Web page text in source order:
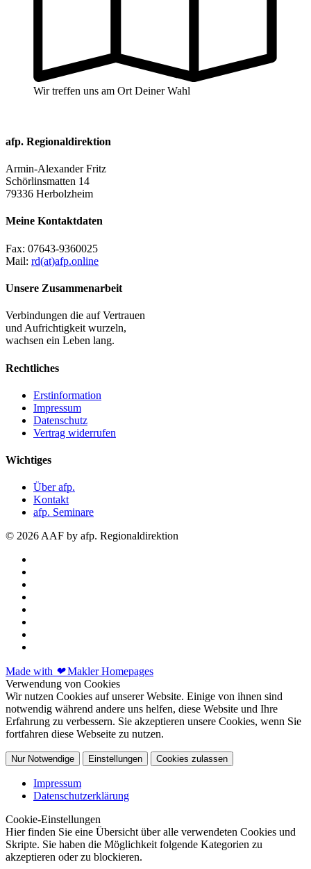
Wir treffen uns am Ort Deiner Wahl
afp. Regionaldirektion
Armin-Alexander Fritz
Schörlinsmatten 14
79336 Herbolzheim
Meine Kontaktdaten
Fax: 07643-9360025
Mail: rd(at)afp.online
Unsere Zusammenarbeit
Verbindungen die auf Vertrauen
und Aufrichtigkeit wurzeln,
wachsen ein Leben lang.
Rechtliches
Erstinformation
Impressum
Datenschutz
Vertrag widerrufen
Wichtiges
Über afp.
Kontakt
afp. Seminare
© 2026 AAF by afp. Regionaldirektion
Made with ❤Makler Homepages
Verwendung von Cookies
Wir nutzen Cookies auf unserer Website. Einige von ihnen sind
notwendig während andere uns helfen, diese Website und Ihre
Erfahrung zu verbessern. Sie akzeptieren unsere Cookies, wenn Sie
fortfahren diese Webseite zu nutzen.
Nur Notwendige Einstellungen Cookies zulassen
Impressum
Datenschutzerklärung
Cookie-Einstellungen
Hier finden Sie eine Übersicht über alle verwendeten Cookies und
Skripte. Sie haben die Möglichkeit folgende Kategorien zu
akzeptieren oder zu blockieren.